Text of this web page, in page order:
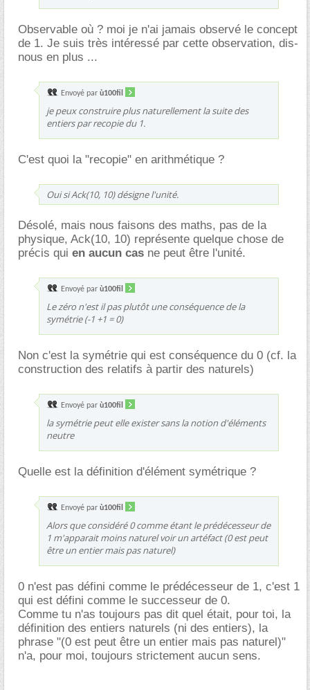
Observable où ? moi je n'ai jamais observé le concept
de 1. Je suis très intéressé par cette observation, dis-
nous en plus ...
Envoyé par ù100fil
je peux construire plus naturellement la suite des
entiers par recopie du 1.
C'est quoi la "recopie" en arithmétique ?
Oui si Ack(10, 10) désigne l'unité.
Désolé, mais nous faisons des maths, pas de la
physique, Ack(10, 10) représente quelque chose de
précis qui en aucun cas ne peut être l'unité.
Envoyé par ù100fil
Le zéro n'est il pas plutôt une conséquence de la
symétrie (-1 +1 = 0)
Non c'est la symétrie qui est conséquence du 0 (cf. la
construction des relatifs à partir des naturels)
Envoyé par ù100fil
la symétrie peut elle exister sans la notion d'éléments
neutre
Quelle est la définition d'élément symétrique ?
Envoyé par ù100fil
Alors que considéré 0 comme étant le prédécesseur de
1 m'apparait moins naturel voir un artéfact (0 est peut
être un entier mais pas naturel)
0 n'est pas défini comme le prédécesseur de 1, c'est 1
qui est défini comme le successeur de 0.
Comme tu n'as toujours pas dit quel était, pour toi, la
définition des entiers naturels (ni des entiers), la
phrase "(0 est peut être un entier mais pas naturel)"
n'a, pour moi, toujours strictement aucun sens.